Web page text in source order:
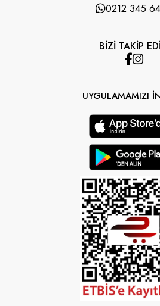
0212 345
BİZİ TAKİP
UYGULAMAMIZI